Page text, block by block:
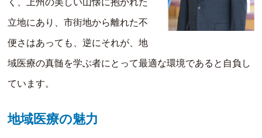
立地にあり、市街地から離れた不
便さはあっても、逆にそれが、地
域医療の真髄を学ぶ者にとって最適な環境であると自負し
ています。
地域医療の魅力